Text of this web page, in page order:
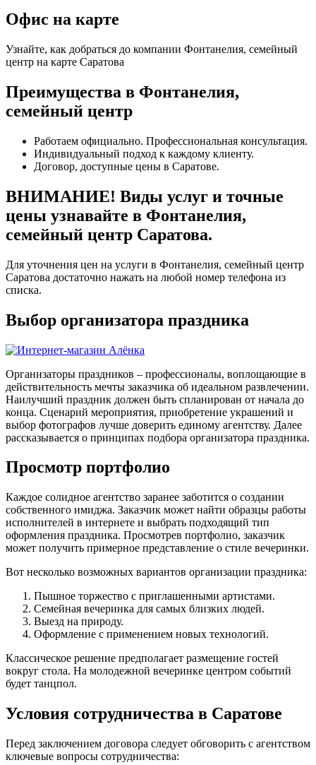
Офис на карте
Узнайте, как добраться до компании Фонтанелия, семейный
центр на карте Саратова
Преимущества в Фонтанелия,
семейный центр
Работаем официально. Профессиональная консультация.
Индивидуальный подход к каждому клиенту.
Договор, доступные цены в Саратове.
ВНИМАНИЕ! Виды услуг и точные
цены узнавайте в Фонтанелия,
семейный центр Саратова.
Для уточнения цен на услуги в Фонтанелия, семейный центр
Саратова достаточно нажать на любой номер телефона из
списка.
Выбор организатора праздника
Организаторы праздников – профессионалы, воплощающие в
действительность мечты заказчика об идеальном развлечении.
Наилучший праздник должен быть спланирован от начала до
конца. Сценарий мероприятия, приобретение украшений и
выбор фотографов лучше доверить единому агентству. Далее
рассказывается о принципах подбора организатора праздника.
Просмотр портфолио
Каждое солидное агентство заранее заботится о создании
собственного имиджа. Заказчик может найти образцы работы
исполнителей в интернете и выбрать подходящий тип
оформления праздника. Просмотрев портфолио, заказчик
может получить примерное представление о стиле вечеринки.
Вот несколько возможных вариантов организации праздника:
Пышное торжество с приглашенными артистами.
Семейная вечеринка для самых близких людей.
Выезд на природу.
Оформление с применением новых технологий.
Классическое решение предполагает размещение гостей
вокруг стола. На молодежной вечеринке центром событий
будет танцпол.
Условия сотрудничества в Саратове
Перед заключением договора следует обговорить с агентством
ключевые вопросы сотрудничества: